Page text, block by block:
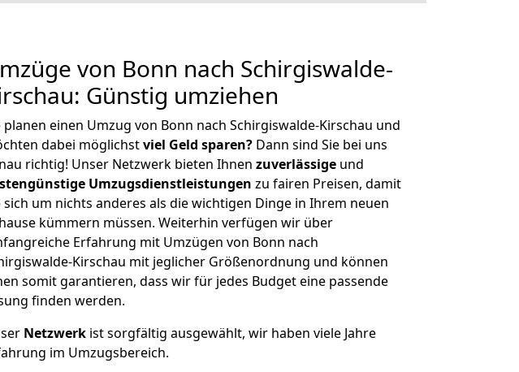
von Bonn nach Schirgiswalde-
Günstig umziehen
planen einen Umzug von Bonn nach Schirgiswalde-Kirschau und
dabei möglichstviel Geld sparen? Dann sind Sie bei uns
richtig! Unser Netzwerk bieten Ihnen zuverlässige und
Umzugsdienstleistungen zu fairen Preisen, damit
sich um nichts anderes als die wichtigen Dinge in Ihrem neuen
kümmern müssen. Weiterhin verfügen wir über
Erfahrung mit Umzügen von Bonn nach
Kirschau mit jeglicher Größenordnung und können
somit garantieren, dass wir für jedes Budget eine passende
finden werden.
Netzwerk ist sorgfältig ausgewählt, wir haben viele Jahre
im Umzugsbereich.